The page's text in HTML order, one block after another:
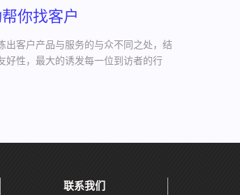
你找客户
客户产品与服务的与众不同之处，结
好性，最大的诱发每一位到访者的行
联系我们